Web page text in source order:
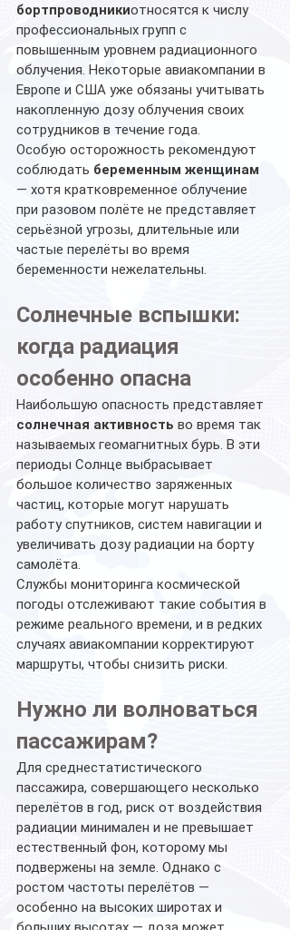
бортпроводникиотносятся к числу
профессиональных групп с
повышенным уровнем радиационного
облучения. Некоторые авиакомпании в
Европе и США уже обязаны учитывать
накопленную дозу облучения своих
сотрудников в течение года.
Особую осторожность рекомендуют
соблюдать беременным женщинам
— хотя кратковременное облучение
при разовом полёте не представляет
серьёзной угрозы, длительные или
частые перелёты во время
беременности нежелательны.
Солнечные вспышки:
когда радиация
особенно опасна
Наибольшую опасность представляет
солнечная активность во время так
называемых геомагнитных бурь. В эти
периоды Солнце выбрасывает
большое количество заряженных
частиц, которые могут нарушать
работу спутников, систем навигации и
увеличивать дозу радиации на борту
самолёта.
Службы мониторинга космической
погоды отслеживают такие события в
режиме реального времени, и в редких
случаях авиакомпании корректируют
маршруты, чтобы снизить риски.
Нужно ли волноваться
пассажирам?
Для среднестатистического
пассажира, совершающего несколько
перелётов в год, риск от воздействия
радиации минимален и не превышает
естественный фон, которому мы
подвержены на земле. Однако с
ростом частоты перелётов —
особенно на высоких широтах и